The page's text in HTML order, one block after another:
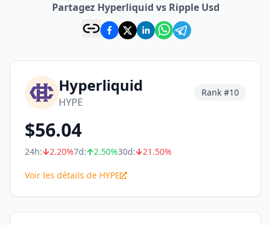
Partagez Hyperliquid vs Ripple Usd
Hyperliquid
HYPE
Rank #10
$56.04
24h: 2.20%7d: 2.50%30d: 21.50%
Voir les détails de HYPE